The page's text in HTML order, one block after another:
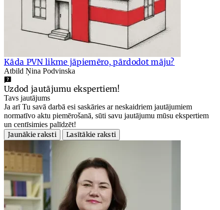
Kāda PVN likme jāpiemēro, pārdodot māju?
Atbild Ņina Podvinska
Uzdod jautājumu ekspertiem!
Tavs jautājums
Ja arī Tu savā darbā esi saskāries ar neskaidriem jautājumiem
normatīvo aktu piemērošanā, sūti savu jautājumu mūsu ekspertiem
un centīsimies palīdzēt!
Jaunākie raksti
Lasītākie raksti